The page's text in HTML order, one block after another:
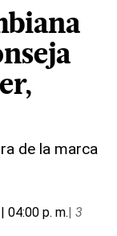
de la marca
04:00 p. m.| 3